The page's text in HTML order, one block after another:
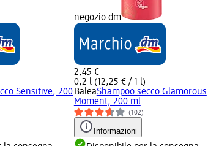
Sensitive, 200
negozio dm
2,45 €
0,2 l (12,25 € / 1 l)
BaleaShampoo secco Glamorous
Moment, 200 ml
(102)
Informazioni